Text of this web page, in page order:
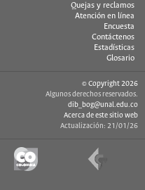
Quejas y reclamos
Atención en línea
Encuesta
Contáctenos
Estadísticas
Glosario
© Copyright 2026
Algunos derechos reservados.
dib_bog@unal.edu.co
Acerca de este sitio web
Actualización: 21/01/26